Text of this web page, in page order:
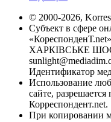
© 2000-2026,
Субъект в сфере
ХАРКІВСЬКЕ
Идентификатор
Использование
сайте,
Корреспондент.net.
При копировании